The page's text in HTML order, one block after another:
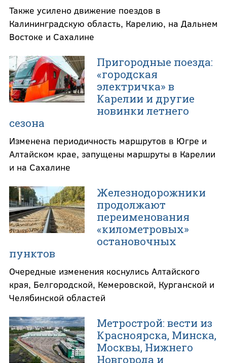
Также усилено движение поездов в
Калининградскую область, Карелию, на Дальнем
Востоке и Сахалине
Пригородные поезда:
«городская
электричка» в
Карелии и другие
новинки летнего
сезона
Изменена периодичность маршрутов в Югре и
Алтайском крае, запущены маршруты в Карелии
и на Сахалине
Железнодорожники
продолжают
переименования
«километровых»
остановочных
пунктов
Очередные изменения коснулись Алтайского
края, Белгородской, Кемеровской, Курганской и
Челябинской областей
Метрострой: вести из
Красноярска, Минска,
Москвы, Нижнего
Новгорода и